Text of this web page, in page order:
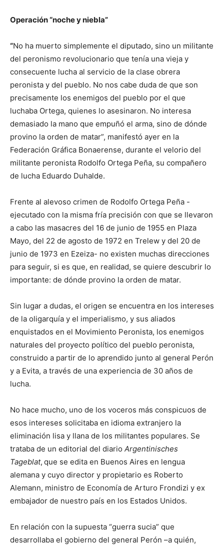
Operación “noche y niebla”
“No ha muerto simplemente el diputado, sino un militante
del peronismo revolucionario que tenía una vieja y
consecuente lucha al servicio de la clase obrera
peronista y del pueblo. No nos cabe duda de que son
precisamente los enemigos del pueblo por el que
luchaba Ortega, quienes lo asesinaron. No interesa
demasiado la mano que empuñó el arma, sino de dónde
provino la orden de matar”, manifestó ayer en la
Federación Gráfica Bonaerense, durante el velorio del
militante peronista Rodolfo Ortega Peña, su compañero
de lucha Eduardo Duhalde.
Frente al alevoso crimen de Rodolfo Ortega Peña -
ejecutado con la misma fría precisión con que se llevaron
a cabo las masacres del 16 de junio de 1955 en Plaza
Mayo, del 22 de agosto de 1972 en Trelew y del 20 de
junio de 1973 en Ezeiza- no existen muchas direcciones
para seguir, si es que, en realidad, se quiere descubrir lo
importante: de dónde provino la orden de matar.
Sin lugar a dudas, el origen se encuentra en los intereses
de la oligarquía y el imperialismo, y sus aliados
enquistados en el Movimiento Peronista, los enemigos
naturales del proyecto político del pueblo peronista,
construido a partir de lo aprendido junto al general Perón
y a Evita, a través de una experiencia de 30 años de
lucha.
No hace mucho, uno de los voceros más conspicuos de
esos intereses solicitaba en idioma extranjero la
eliminación lisa y llana de los militantes populares. Se
trataba de un editorial del diario Argentinisches
Tageblat, que se edita en Buenos Aires en lengua
alemana y cuyo director y propietario es Roberto
Alemann, ministro de Economía de Arturo Frondizi y ex
embajador de nuestro país en los Estados Unidos.
En relación con la supuesta “guerra sucia” que
desarrollaba el gobierno del general Perón –a quién,